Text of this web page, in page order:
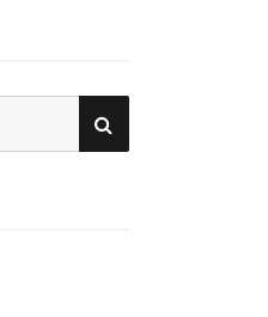
SUCHEN